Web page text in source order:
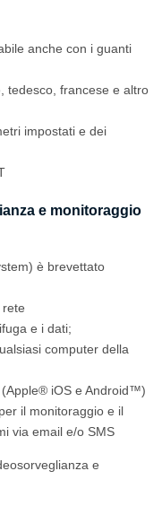
anche con i guanti
tedesco, francese e altro
impostati e dei
e monitoraggio
è brevettato
e i dati;
computer della
iOS e Android™)
il monitoraggio e il
via email e/o SMS